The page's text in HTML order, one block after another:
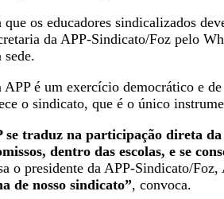
os educadores sindicalizados
da APP-Sindicato/Foz pelo
sede.
APP é um exercício democrático e
o sindicato, que é o único
se traduz na participação direta
dentro das escolas, e se
o presidente da APP-Sindicato/
de nosso sindicato”, convoca.